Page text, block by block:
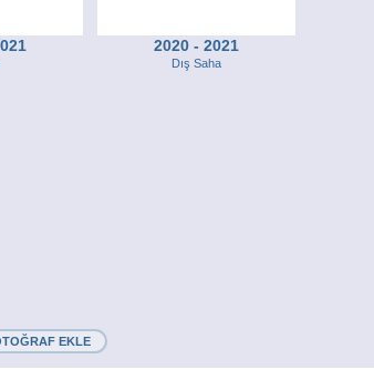
2020 - 2021
Dış Saha
EKLE